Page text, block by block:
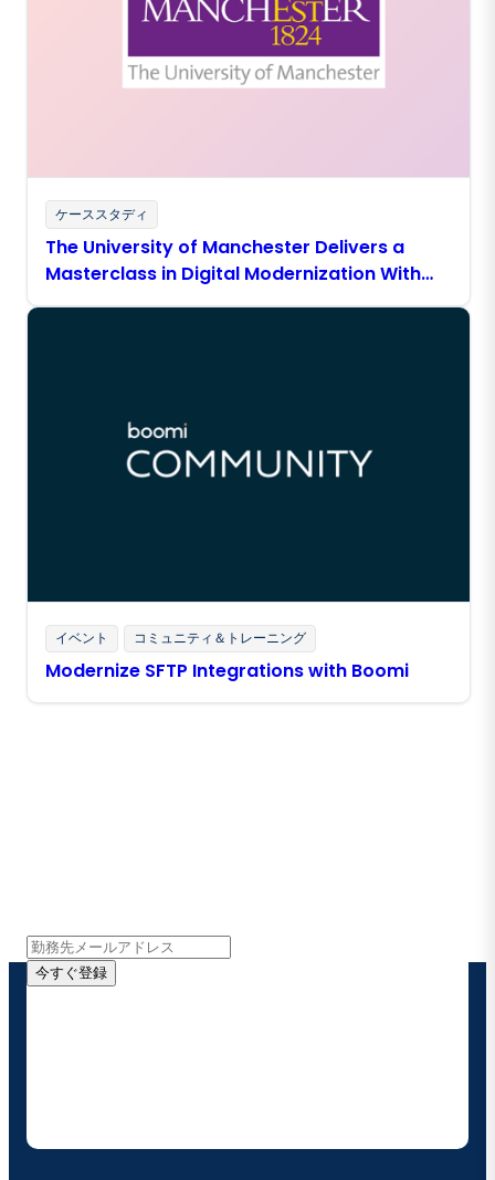
ケーススタディ
The University of Manchester Delivers a
Masterclass in Digital Modernization With
Boomi
イベント コミュニティ＆トレーニング
Modernize SFTP Integrations with Boomi
今すぐ登録